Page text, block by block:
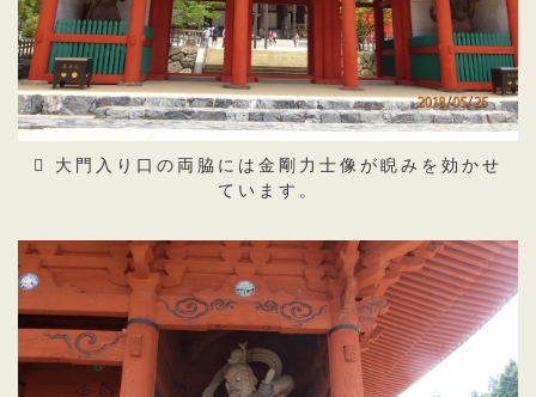
大門入り口の両脇には金剛力士像が睨みを効かせ
ています。